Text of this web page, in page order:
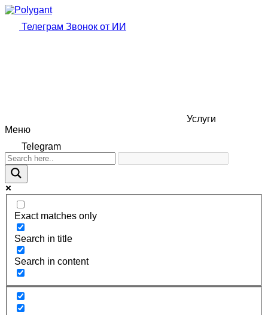
Телеграм Звонок от ИИ
Услуги
Меню
Telegram
Exact matches only
Search in title
Search in content